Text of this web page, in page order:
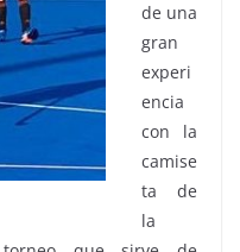
de una
gran
experi
encia
con la
camise
ta de
la